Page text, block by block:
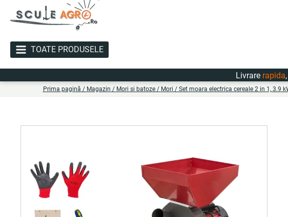
TOATE PRODUSELE
Livrarerapida, la
Prima pagină / Magazin / Mori si batoze/ Mori / Set moara electrica cereale 2 in 1, 3.9